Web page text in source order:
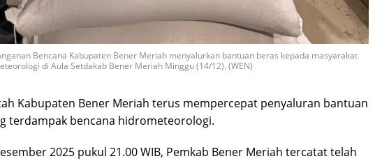
Bencana Kabupaten Bener Meriah menyalurkan bantuan beras kepada masyarakat
di Aula Setdakab Bener Meriah Minggu (14/12). (WEN)
Kabupaten Bener Meriah terus mempercepat penyaluran bantuan
terdampak bencana hidrometeorologi.
2025 pukul 21.00 WIB, Pemkab Bener Meriah tercatat telah